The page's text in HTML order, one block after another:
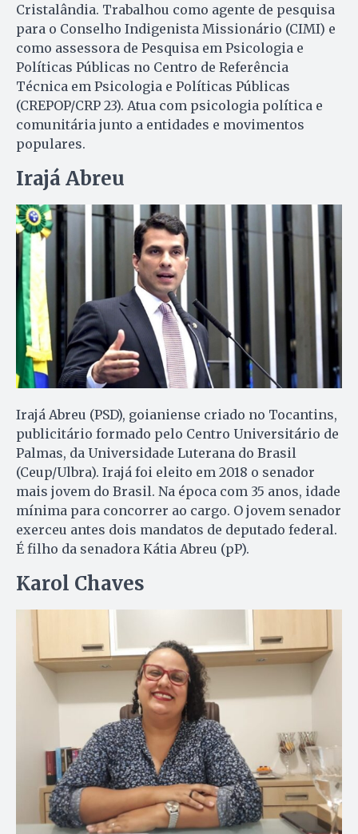
Cristalândia. Trabalhou como agente de pesquisa
para o Conselho Indigenista Missionário (CIMI) e
como assessora de Pesquisa em Psicologia e
Políticas Públicas no Centro de Referência
Técnica em Psicologia e Políticas Públicas
(CREPOP/CRP 23). Atua com psicologia política e
comunitária junto a entidades e movimentos
populares.
Irajá Abreu
Irajá Abreu (PSD), goianiense criado no Tocantins,
publicitário formado pelo Centro Universitário de
Palmas, da Universidade Luterana do Brasil
(Ceup/Ulbra). Irajá foi eleito em 2018 o senador
mais jovem do Brasil. Na época com 35 anos, idade
mínima para concorrer ao cargo. O jovem senador
exerceu antes dois mandatos de deputado federal.
É filho da senadora Kátia Abreu (pP).
Karol Chaves